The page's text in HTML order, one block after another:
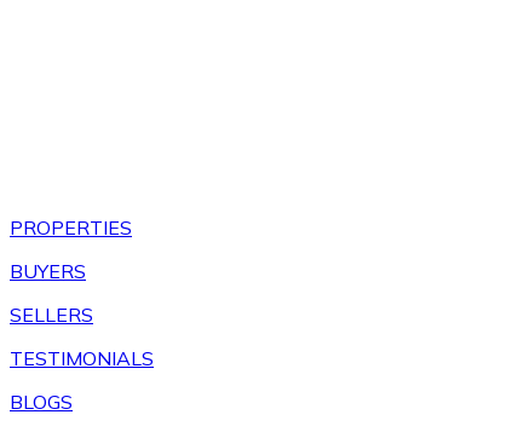
PROPERTIES
BUYERS
SELLERS
TESTIMONIALS
BLOGS